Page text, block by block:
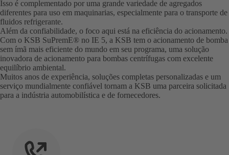
Isso é complementado por uma grande variedade de agregados
diferentes para uso em maquinarias, especialmente para o transporte de
fluidos refrigerante.
Além da confiabilidade, o foco aqui está na eficiência do acionamento.
Com o KSB SuPremE® no IE 5, a KSB tem o acionamento de bomba
sem ímã mais eficiente do mundo em seu programa, uma solução
inovadora de acionamento para bombas centrífugas com excelente
equilíbrio ambiental.
Muitos anos de experiência, soluções completas personalizadas e um
serviço mundialmente confiável tornam a KSB uma parceira solicitada
para a indústria automobilística e de fornecedores.